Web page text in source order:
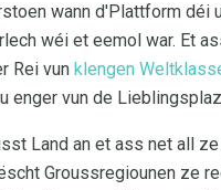
wann d'Plattform
wéi et eemol war. Et
Rei vun klengen
enger vun de
Land an et ass net all
Groussregiounen ze